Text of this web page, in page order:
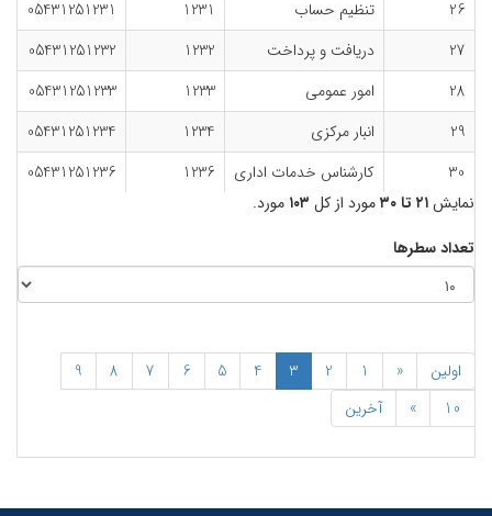
26
تنظیم حساب 1231
05431251231
27
دریافت و پرداخت 1232
05431251232
28
امور عمومی 1233
05431251233
29
انبار مرکزی 1234
05431251234
30
کارشناس خدمات اداری 1236
05431251236
نمایش۲۱ تا ۳۰ مورد از کل ۱۰۳ مورد.
تعداد سطرها
اولین «
1
2
3
4
5
6
7
8
9
10
» آخرین